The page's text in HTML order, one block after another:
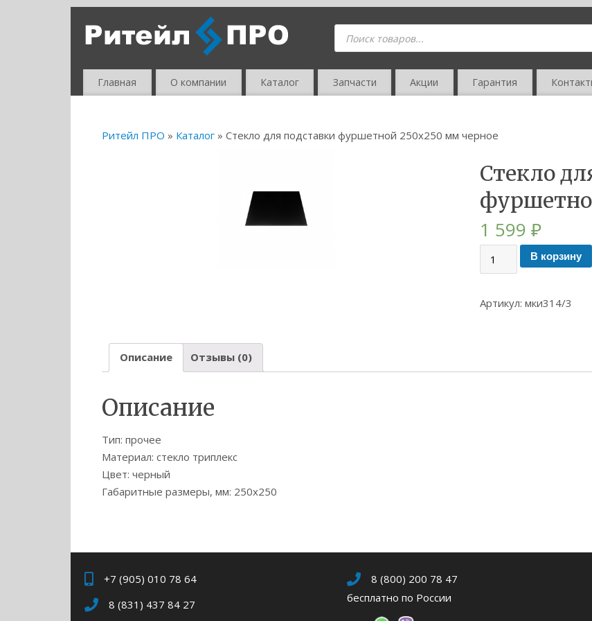
Главная О компании Каталог Запчасти Акции Гарантия
Ритейл ПРО » Каталог » Стекло для подставки фуршетной 250х250 мм черное
Стекло
1 599 ₽
В корзину
Артикул: мки314/3
Описание Отзывы (0)
Описание
Тип: прочее
Материал: стекло триплекс
Цвет: черный
Габаритные размеры, мм: 250х250
+7 (905) 010 78 64
8 (831) 437 84 27
8 (800) 200 78 47
бесплатно по России